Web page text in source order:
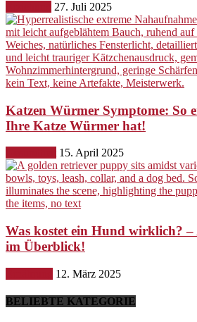
27. Juli 2025
Katzen Würmer Symptome: So
Ihre Katze Würmer hat!
15. April 2025
Was kostet ein Hund wirklich?
im Überblick!
12. März 2025
BELIEBTE KATEGORIE